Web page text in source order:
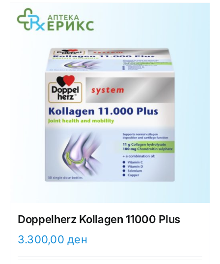
Doppelherz Kollagen 11000 Plus
3.300,00ден